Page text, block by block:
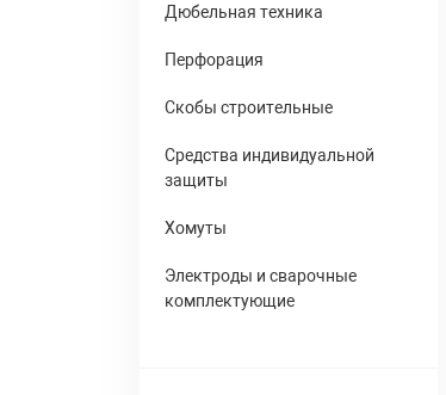
Дюбельная техника
Перфорация
Скобы строительные
Средства индивидуальной
защиты
Хомуты
Электроды и сварочные
комплектующие